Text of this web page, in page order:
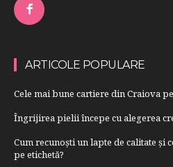
ARTICOLE POPULARE
Cele mai bune cartiere din Craiova
Îngrijirea pielii începe cu alegerea
Cum recunoști un lapte de calitate
pe etichetă?